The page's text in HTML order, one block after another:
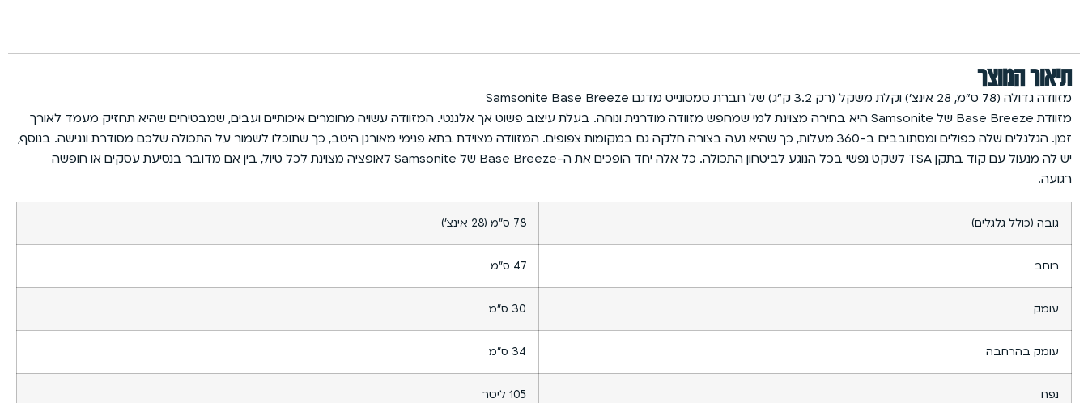
תיאור המוצר
מזוודה גדולה (78 ס”מ, 28 אינצ’) וקלת משקל (רק 3.2 ק”ג) של חברת סמסונייט מדגם Samsonite Base Breeze
מזוודת Base Breeze של Samsonite היא בחירה מצוינת למי שמחפש מזוודה מודרנית ונוחה. בעלת עיצוב פשוט אך אלגנטי. המזוודה עשויה מחומרים איכותיים ועבים, שמבטיחים שהיא תחזיק מעמד לאורך
זמן. הגלגלים שלה כפולים ומסתובבים ב-360 מעלות, כך שהיא נעה בצורה חלקה גם במקומות צפופים. המזוודה מצוידת בתא פנימי מאורגן היטב, כך שתוכלו לשמור על התכולה שלכם מסודרת ונגישה. בנוסף,
יש לה מנעול עם קוד בתקן TSA לשקט נפשי בכל הנוגע לביטחון התכולה. כל אלה יחד הופכים את ה-Base Breeze של Samsonite לאופציה מצוינת לכל טיול, בין אם מדובר בנסיעת עסקים או חופשה
רגועה.
גובה (כולל גלגלים) 78 ס”מ (28 אינצ’)
רוחב 47 ס”מ
עומק 30 ס”מ
עומק בהרחבה 34 ס”מ
נפח 105 ליטר